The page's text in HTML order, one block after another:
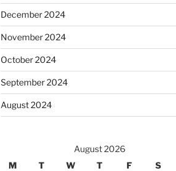
December 2024
November 2024
October 2024
September 2024
August 2024
August 2026
M
T W T F S